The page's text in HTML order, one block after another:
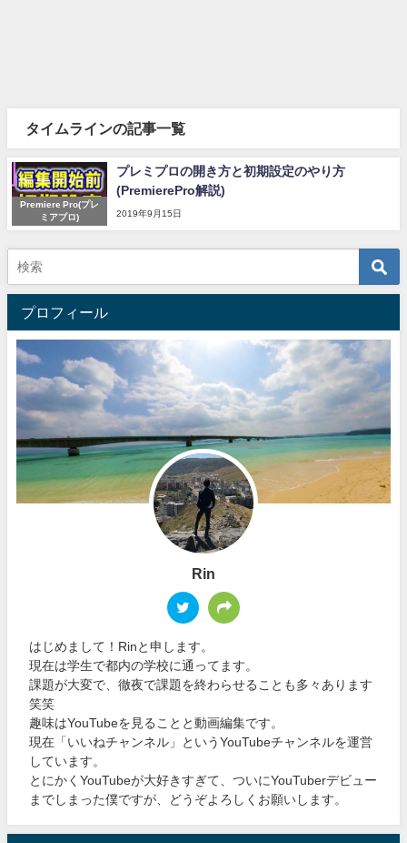
タイムラインの記事一覧
Premiere Pro(プレ
ミアプロ)
プレミプロの開き方と初期設定のやり方
(PremierePro解説)
2019年9月15日
プロフィール
Rin
はじめまして！Rinと申します。
現在は学生で都内の学校に通ってます。
課題が大変で、徹夜で課題を終わらせることも多々あります
笑笑
趣味はYouTubeを見ることと動画編集です。
現在「いいねチャンネル」というYouTubeチャンネルを運営
しています。
とにかくYouTubeが大好きすぎて、ついにYouTuberデビュー
までしまった僕ですが、どうぞよろしくお願いします。